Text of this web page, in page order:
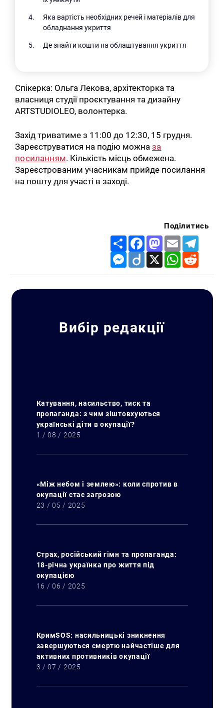
Яка вартість необхідних речей і матеріалів для
обладнання укриття
Де знайти кошти на облаштування укриття
Спікерка: Ольга Лекова, архітекторка та
власниця студії проєктування та дизайну
ARTSTUDIOLEO, волонтерка.
Захід триватиме з 11:00 до 12:30, 15 грудня.
Зареєструватися на подію можназа
посиланням. Кількість місць обмежена.
Зареєстрованим учасникам прийде посилання
на пошту для участі в заході.
Поділитись
Share FacebookMastodon
Email
Messenger
Diigo X WhatsApp
Вибір редакції
Катування, насильство, тиск та
пропаганда: з чим зіштовхуються
українські діти в окупації?
1 / 08 / 2025
«Між небом і землею»: коли спротив в
окупації стає загрозою
23 / 05 / 2025
Страх, російський гімн та пропаганда:
18-річна українка про життя під
окупацією
16 / 06 / 2025
КримSOS: насильницькі зникнення
завершуються смертю найчастіше для
активних противників окупації
3 / 07 / 2025